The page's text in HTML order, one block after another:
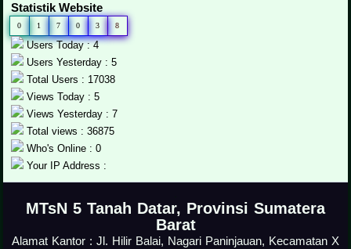
Statistik Website
0 1 7 0 3 8
Users Today : 4
Users Yesterday : 5
Total Users : 17038
Views Today : 5
Views Yesterday : 7
Total views : 36875
Who's Online : 0
Your IP Address :
MTsN 5 Tanah Datar, Provinsi Sumatera
Barat
Alamat Kantor : Jl. Hilir Balai, Nagari Paninjauan, Kecamatan X